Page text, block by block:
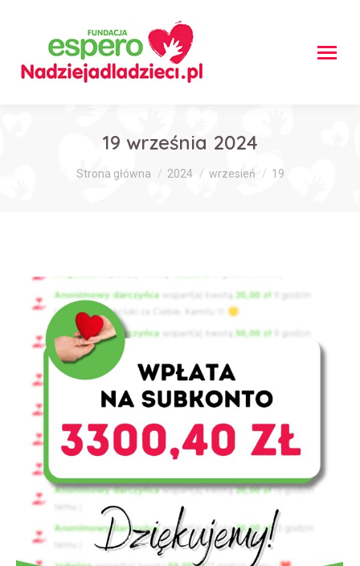
19 września 2024
Jesteś tutaj:
Strona główna 2024 wrzesień 19